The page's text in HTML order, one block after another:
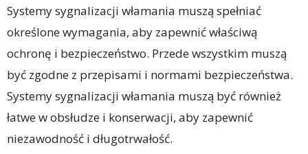
Systemy sygnalizacji włamania muszą spełniać
określone wymagania, aby zapewnić właściwą
ochronę i bezpieczeństwo. Przede wszystkim muszą
być zgodne z przepisami i normami bezpieczeństwa.
Systemy sygnalizacji włamania muszą być również
łatwe w obsłudze i konserwacji, aby zapewnić
niezawodność i długotrwałość.